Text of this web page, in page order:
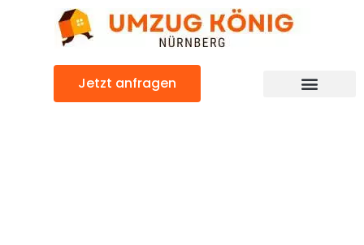
Jetzt anfragen